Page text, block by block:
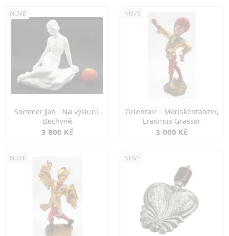
NOVÉ
Sommer Jan - Na výsluní,
Bechyně
3 800 Kč
NOVÉ
Orientale - Moriskentänzer,
Erasmus Grasser
3 000 Kč
NOVÉ NOVÉ